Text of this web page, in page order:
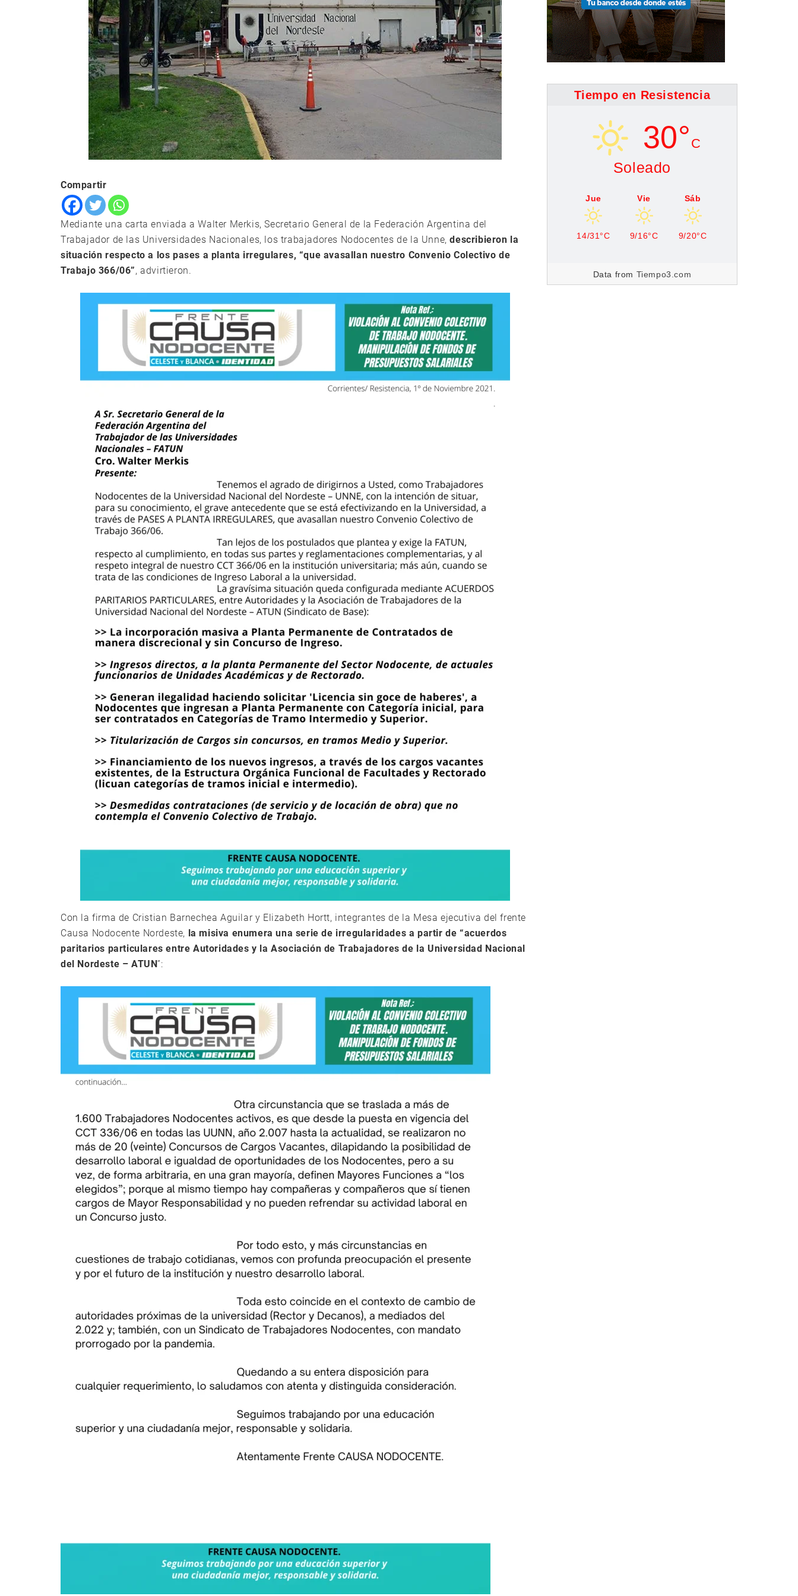
Compartir
Mediante una carta enviada a Walter Merkis, Secretario General de la Federación Argentina del
Trabajador de las Universidades Nacionales, los trabajadores Nodocentes de la Unne,describieron la
situación respecto a los pases a planta irregulares, “que avasallan nuestro Convenio Colectivo de
Trabajo 366/06”, advirtieron.
Con la firma de Cristian Barnechea Aguilar y Elizabeth Hortt, integrantes de la Mesa ejecutiva del frente
Causa Nodocente Nordeste, la misiva enumera una serie de irregularidades a partir de “acuerdos
paritarios particulares entre Autoridades y la Asociación de Trabajadores de la Universidad Nacional
del Nordeste – ATUN”:
Tiempo en Resistencia
30° C
Soleado
Jue
14/31°C
Vie
9/16°C
Sáb
9/20°C
Data from Tiempo3.com